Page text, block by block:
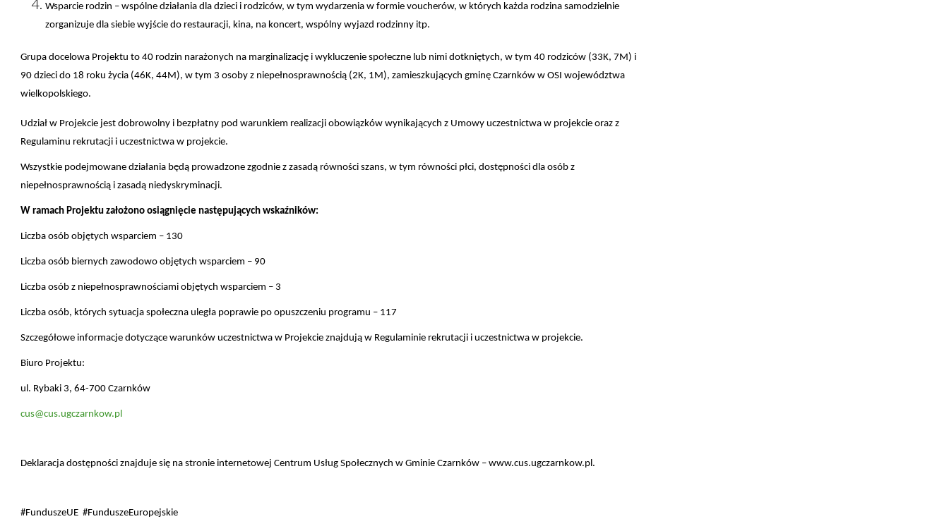
Wsparcie rodzin – wspólne działania dla dzieci i rodziców, w tym wydarzenia w formie voucherów, w których każda rodzina samodzielnie
zorganizuje dla siebie wyjście do restauracji, kina, na koncert, wspólny wyjazd rodzinny itp.
Grupa docelowa Projektu to 40 rodzin narażonych na marginalizację i wykluczenie społeczne lub nimi dotkniętych, w tym 40 rodziców (33K, 7M) i
90 dzieci do 18 roku życia (46K, 44M), w tym 3 osoby z niepełnosprawnością (2K, 1M), zamieszkujących gminę Czarnków w OSI województwa
wielkopolskiego.
Udział w Projekcie jest dobrowolny i bezpłatny pod warunkiem realizacji obowiązków wynikających z Umowy uczestnictwa w projekcie oraz z
Regulaminu rekrutacji i uczestnictwa w projekcie.
Wszystkie podejmowane działania będą prowadzone zgodnie z zasadą równości szans, w tym równości płci, dostępności dla osób z
niepełnosprawnością i zasadą niedyskryminacji.
W ramach Projektu założono osiągnięcie następujących wskaźników:
Liczba osób objętych wsparciem – 130
Liczba osób biernych zawodowo objętych wsparciem – 90
Liczba osób z niepełnosprawnościami objętych wsparciem – 3
Liczba osób, których sytuacja społeczna uległa poprawie po opuszczeniu programu – 117
Szczegółowe informacje dotyczące warunków uczestnictwa w Projekcie znajdują w Regulaminie rekrutacji i uczestnictwa w projekcie.
Biuro Projektu:
ul. Rybaki 3, 64-700 Czarnków
cus@cus.ugczarnkow.pl
Deklaracja dostępności znajduje się na stronie internetowej Centrum Usług Społecznych w Gminie Czarnków – www.cus.ugczarnkow.pl.
#FunduszeUE #FunduszeEuropejskie